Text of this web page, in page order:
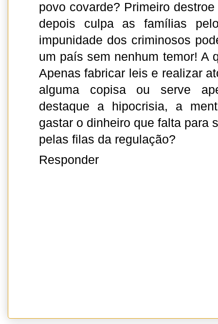
povo covarde? Primeiro
depois culpa as famílias
impunidade dos criminosos
um país sem nenhum temor! A
Apenas fabricar leis e realizar
alguma copisa ou serve
destaque a hipocrisia, a
gastar o dinheiro que falta para
pelas filas da regulação?
Responder